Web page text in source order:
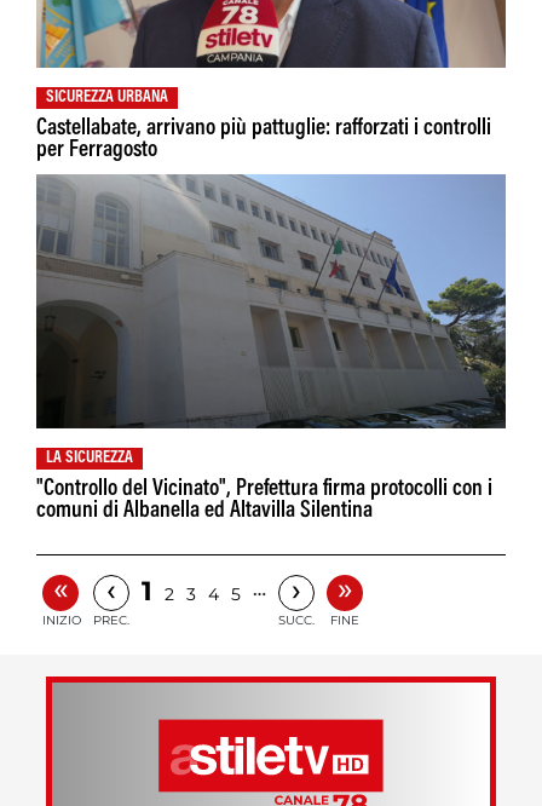
SICUREZZA URBANA
Castellabate, arrivano più pattuglie: rafforzati i controlli
per Ferragosto
LA SICUREZZA
"Controllo del Vicinato", Prefettura firma protocolli con i
comuni di Albanella ed Altavilla Silentina
«
INIZIO
‹
PREC.
1 2 3 4 5 … ›
SUCC.
»
FINE